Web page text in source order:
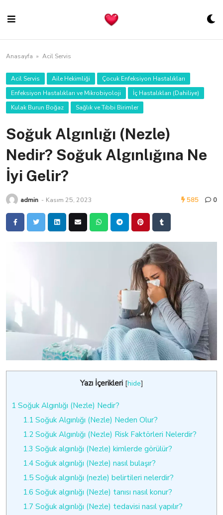
content
Anasayfa » Acil Servis
Acil Servis Aile Hekimliği
Çocuk Enfeksiyon Hastalıkları
Enfeksiyon Hastalıkları ve Mikrobiyoloji
İç Hastalıkları (Dahiliye)
Kulak Burun Boğaz
Sağlık ve Tıbbi Birimler
Soğuk Algınlığı (Nezle)
Nedir? Soğuk Algınlığına Ne
İyi Gelir?
admin - Kasım 25, 2023 585 0
Yazı İçerikleri [hide]
1 Soğuk Algınlığı (Nezle) Nedir?
1.1 Soğuk Algınlığı (Nezle) Neden Olur?
1.2Soğuk Algınlığı (Nezle) Risk Faktörleri Nelerdir?
1.3 Soğuk algınlığı (Nezle) kimlerde görülür?
1.4Soğuk algınlığı (Nezle) nasıl bulaşır?
1.5Soğuk algınlığı (nezle) belirtileri nelerdir?
1.6 Soğuk algınlığı (Nezle) tanısı nasıl konur?
1.7 Soğuk algınlığı (Nezle) tedavisi nasıl yapılır?